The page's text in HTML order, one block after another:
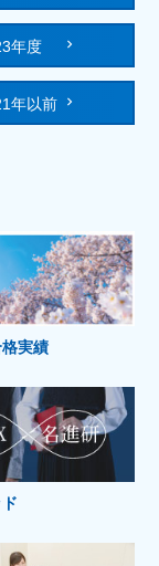
年度
年以前
実績